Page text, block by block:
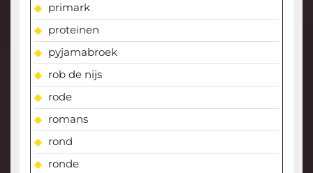
primark
proteinen
pyjamabroek
rob de nijs
rode
romans
rond
ronde